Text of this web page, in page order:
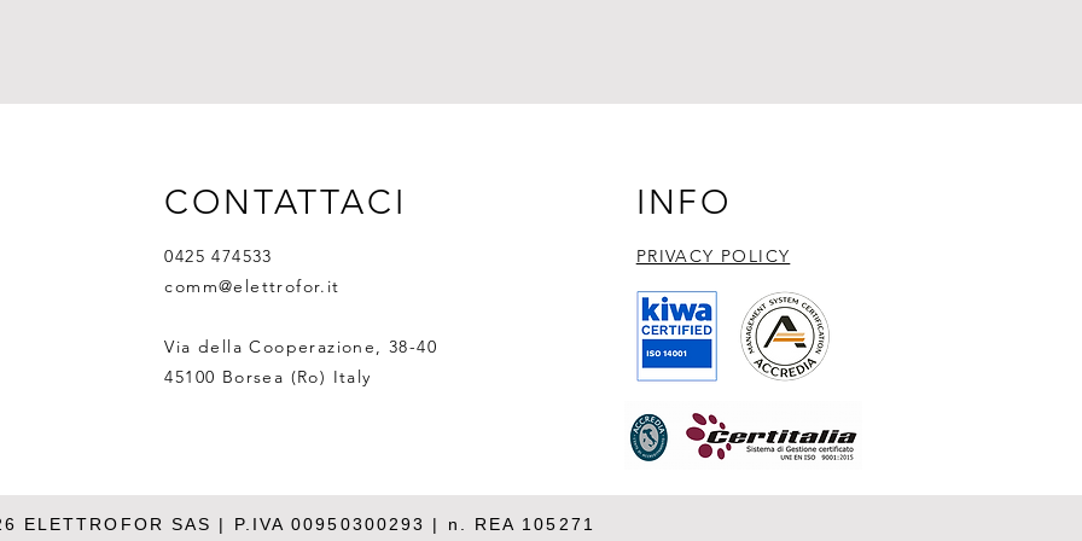
CONTATTACI
0425 474533
comm@elettrofor.it
Via della Cooperazione, 38-40
45100 Borsea (Ro) Italy
INFO
PRIVACY POLICY​
ELETTROFOR SAS | P.IVA 00950300293 | n. REA 105271